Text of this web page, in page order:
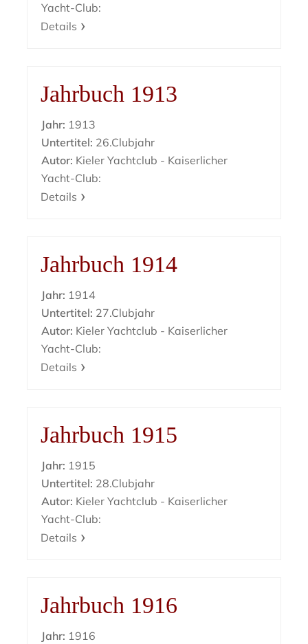
Yacht-Club:
Details
Jahrbuch 1913
Jahr: 1913
Untertitel: 26.Clubjahr
Autor: Kieler Yachtclub - Kaiserlicher
Yacht-Club:
Details
Jahrbuch 1914
Jahr: 1914
Untertitel: 27.Clubjahr
Autor: Kieler Yachtclub - Kaiserlicher
Yacht-Club:
Details
Jahrbuch 1915
Jahr: 1915
Untertitel: 28.Clubjahr
Autor: Kieler Yachtclub - Kaiserlicher
Yacht-Club:
Details
Jahrbuch 1916
Jahr: 1916